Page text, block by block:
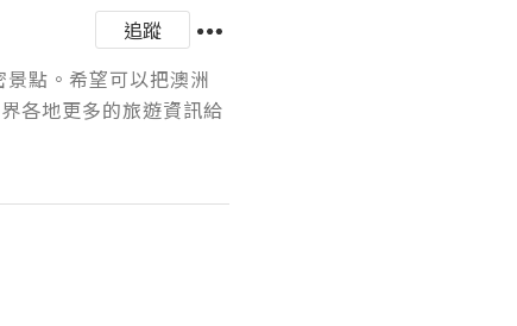
追蹤
點。希望可以把澳洲
各地更多的旅遊資訊給